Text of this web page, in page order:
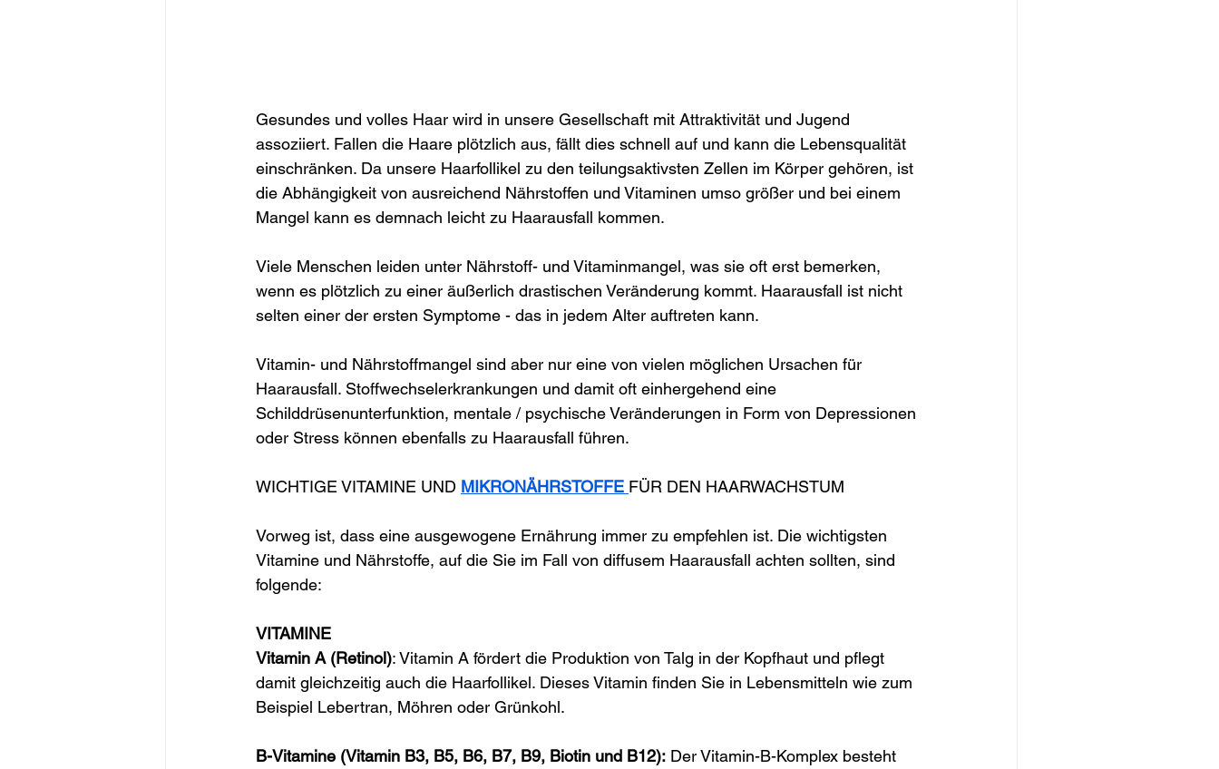
Gesundes und volles Haar wird in unsere Gesellschaft mit Attraktivität und Jugend
assoziiert. Fallen die Haare plötzlich aus, fällt dies schnell auf und kann die Lebensqualität
einschränken. Da unsere Haarfollikel zu den teilungsaktivsten Zellen im Körper gehören, ist
die Abhängigkeit von ausreichend Nährstoffen und Vitaminen umso größer und bei einem
Mangel kann es demnach leicht zu Haarausfall kommen.
Viele Menschen leiden unter Nährstoff- und Vitaminmangel, was sie oft erst bemerken,
wenn es plötzlich zu einer äußerlich drastischen Veränderung kommt. Haarausfall ist nicht
selten einer der ersten Symptome - das in jedem Alter auftreten kann.
Vitamin- und Nährstoffmangel sind aber nur eine von vielen möglichen Ursachen für
Haarausfall. Stoffwechselerkrankungen und damit oft einhergehend eine
Schilddrüsenunterfunktion, mentale / psychische Veränderungen in Form von Depressionen
oder Stress können ebenfalls zu Haarausfall führen.
WICHTIGE VITAMINE UND MIKRONÄHRSTOFFE FÜR DEN HAARWACHSTUM
Vorweg ist, dass eine ausgewogene Ernährung immer zu empfehlen ist. Die wichtigsten
Vitamine und Nährstoffe, auf die Sie im Fall von diffusem Haarausfall achten sollten, sind
folgende:
VITAMINE
Vitamin A (Retinol): Vitamin A fördert die Produktion von Talg in der Kopfhaut und pflegt
damit gleichzeitig auch die Haarfollikel. Dieses Vitamin finden Sie in Lebensmitteln wie zum
Beispiel Lebertran, Möhren oder Grünkohl.
B-Vitamine (Vitamin B3, B5, B6, B7, B9, Biotin und B12): Der Vitamin-B-Komplex besteht